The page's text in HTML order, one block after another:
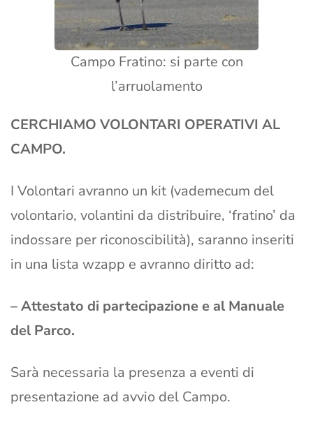
Campo Fratino: si parte con
l’arruolamento
CERCHIAMO VOLONTARI OPERATIVI AL
CAMPO.
I Volontari avranno un kit (vademecum del
volontario, volantini da distribuire, ‘fratino’ da
indossare per riconoscibilità), saranno inseriti
in una lista wzapp e avranno diritto ad:
– Attestato di partecipazione e al Manuale
del Parco.
Sarà necessaria la presenza a eventi di
presentazione ad avvio del Campo.